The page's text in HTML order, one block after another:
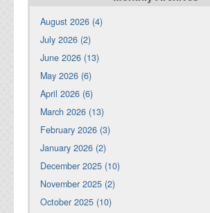
August 2026 (4)
July 2026 (2)
June 2026 (13)
May 2026 (6)
April 2026 (6)
March 2026 (13)
February 2026 (3)
January 2026 (2)
December 2025 (10)
November 2025 (2)
October 2025 (10)